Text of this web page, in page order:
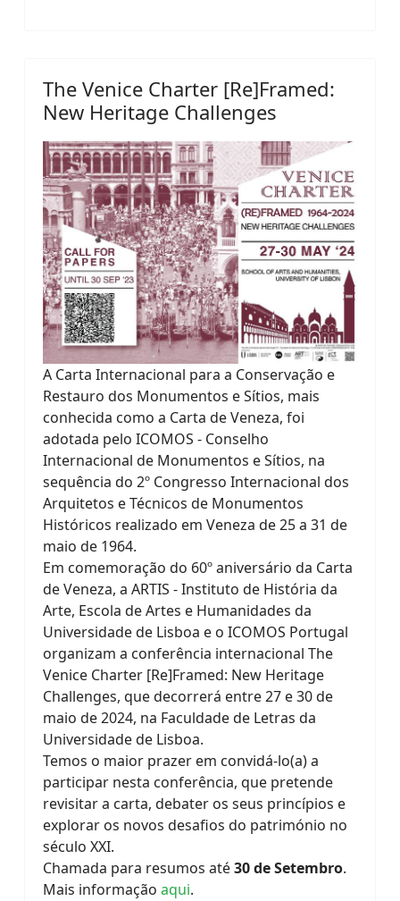
The Venice Charter [Re]Framed:
New Heritage Challenges
A Carta Internacional para a Conservação e
Restauro dos Monumentos e Sítios, mais
conhecida como a Carta de Veneza, foi
adotada pelo ICOMOS - Conselho
Internacional de Monumentos e Sítios, na
sequência do 2º Congresso Internacional dos
Arquitetos e Técnicos de Monumentos
Históricos realizado em Veneza de 25 a 31 de
maio de 1964.
Em comemoração do 60º aniversário da Carta
de Veneza, a ARTIS - Instituto de História da
Arte, Escola de Artes e Humanidades da
Universidade de Lisboa e o ICOMOS Portugal
organizam a conferência internacional The
Venice Charter [Re]Framed: New Heritage
Challenges, que decorrerá entre 27 e 30 de
maio de 2024, na Faculdade de Letras da
Universidade de Lisboa.
Temos o maior prazer em convidá-lo(a) a
participar nesta conferência, que pretende
revisitar a carta, debater os seus princípios e
explorar os novos desafios do património no
século XXI.
Chamada para resumos até30 de Setembro.
Mais informação aqui.